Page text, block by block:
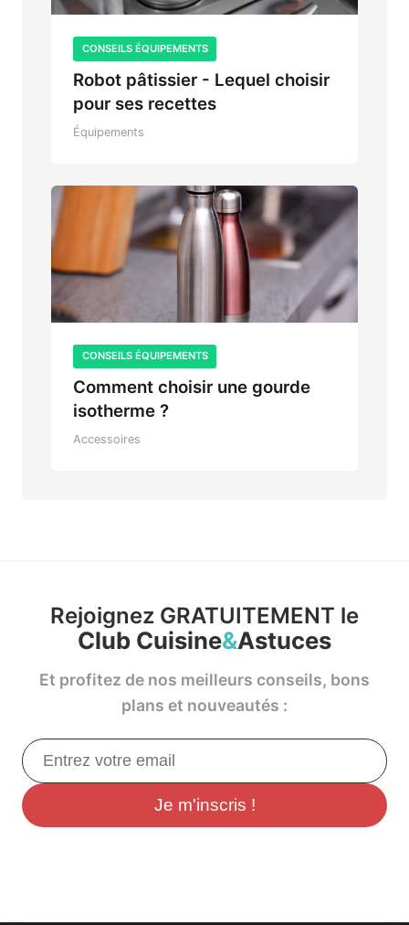
CONSEILS ÉQUIPEMENTS
Robot pâtissier - Lequel choisir
pour ses recettes
Équipements
CONSEILS ÉQUIPEMENTS
Comment choisir une gourde
isotherme ?
Accessoires
Rejoignez GRATUITEMENT le
Club Cuisine&Astuces
Et profitez de nos meilleurs conseils, bons
plans et nouveautés :
Je m'inscris !